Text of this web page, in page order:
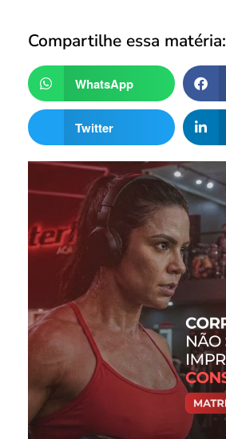
Compartilhe essa matéria:
WhatsApp
Twitter